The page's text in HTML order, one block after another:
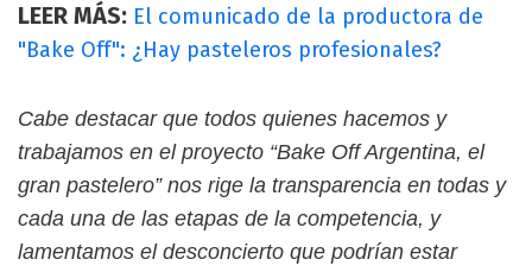
LEER MÁS: El comunicado de la productora de
"Bake Off": ¿Hay pasteleros profesionales?
Cabe destacar que todos quienes hacemos y
trabajamos en el proyecto “Bake Off Argentina, el
gran pastelero” nos rige la transparencia en todas y
cada una de las etapas de la competencia, y
lamentamos el desconcierto que podrían estar